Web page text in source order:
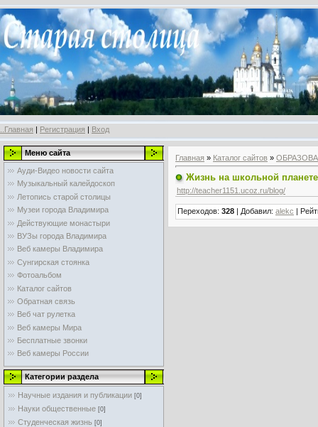
..Главная | Регистрация | Вход
Меню сайта
Ауди-Видео новости сайта
Музыкальный калейдоскоп
Летопись старой столицы
Музеи города Владимира
Действующие монастыри
ВУЗы города Владимира
Веб камеры Владимира
Сунгирская стоянка
Фотоальбом
Каталог сайтов
Обратная связь
Веб чат рулетка
Веб камеры Мира
Бесплатные звонки
Веб камеры России
Категории раздела
Научные издания и публикации [0]
Науки общественные [0]
Студенческая жизнь [0]
Главная » Каталог сайтов »
Жизнь на школьной планете
http://teacher1151.ucoz.ru/blog/
Переходов: 328 | Добавил: alekc |